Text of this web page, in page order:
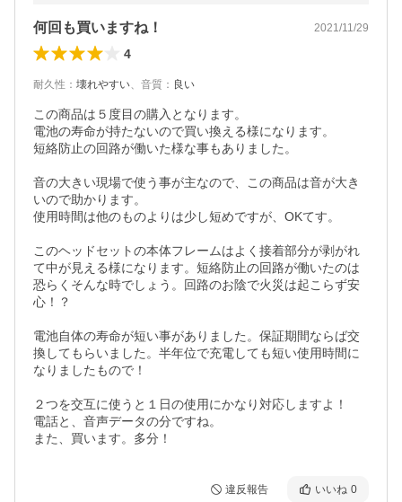
何回も買いますね！ 2021/11/29
4
耐久性 ： 壊れやすい、 音質 ： 良い
この商品は５度目の購入となります。
電池の寿命が持たないので買い換える様になります。
短絡防止の回路が働いた様な事もありました。
音の大きい現場で使う事が主なので、この商品は音が大き
いので助かります。
使用時間は他のものよりは少し短めですが、OKてす。
このヘッドセットの本体フレームはよく接着部分が剥がれ
て中が見える様になります。短絡防止の回路が働いたのは
恐らくそんな時でしょう。回路のお陰で火災は起こらず安
心！？
電池自体の寿命が短い事がありました。保証期間ならば交
換してもらいました。半年位で充電しても短い使用時間に
なりましたもので！
２つを交互に使うと１日の使用にかなり対応しますよ！
電話と、音声データの分ですね。
また、買います。多分！
違反報告 いいね 0